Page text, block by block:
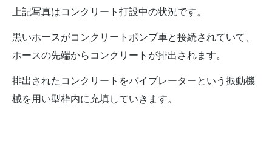
上記写真はコンクリート打設中の状況です。
黒いホースがコンクリートポンプ車と接続されていて、
ホースの先端からコンクリートが排出されます。
排出されたコンクリートをバイブレーターという振動機
械を用い型枠内に充填していきます。